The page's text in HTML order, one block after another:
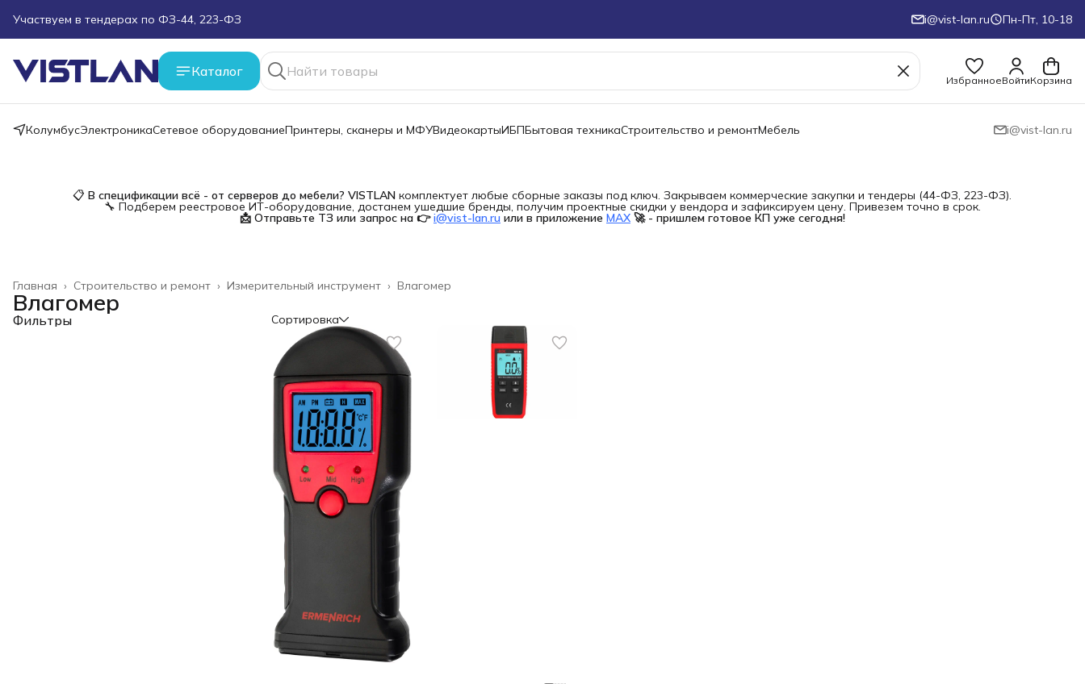
Участвуем в тендерах по ФЗ-44, 223-ФЗ
Поможем подобрать оборудование под ТЗ
Пуско-наладочные работы
Пришлите запрос на e-mail или в чат
i@vist-lan.ru Пн-Пт, 10-18
Каталог
ИзбранноеВойтиКорзина
КолумбусЭлектроникаСетевое оборудованиеПринтеры, сканеры и МФУВидеокартыИБПБытовая техникаСтроительство и ремонтМебель i@vist-lan.ru
📋В спецификации всё - от серверов до мебели? VISTLAN комплектует любые сборные заказы под ключ. Закрываем коммерческие закупки и тендеры (44-ФЗ, 223-ФЗ).
🔧 Подберем реестровое ИТ-оборудование, достанем ушедшие бренды, получим проектные скидки у вендора и зафиксируем цену. Привезем точно в срок.
📩 Отправьте ТЗ или запрос на 👉 i@vist-lan.ru или в приложение MAX 🚀 - пришлем готовое КП уже сегодня!
Влагомер
Измерительный инструмент ›
Строительство и ремонт ›
Главная ›
Влагомер
Фильтры Сортировка